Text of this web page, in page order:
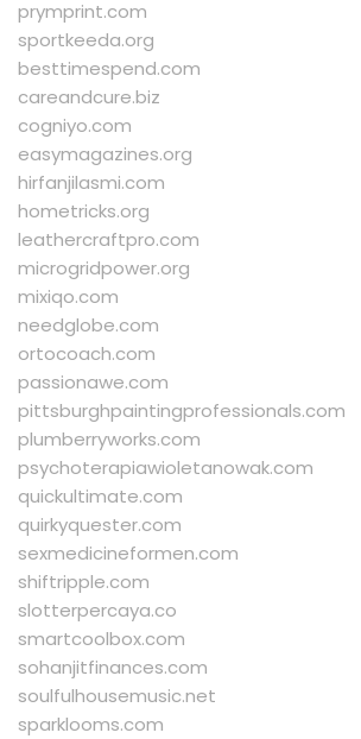
prymprint.com
sportkeeda.org
besttimespend.com
careandcure.biz
cogniyo.com
easymagazines.org
hirfanjilasmi.com
hometricks.org
leathercraftpro.com
microgridpower.org
mixiqo.com
needglobe.com
ortocoach.com
passionawe.com
pittsburghpaintingprofessionals.com
plumberryworks.com
psychoterapiawioletanowak.com
quickultimate.com
quirkyquester.com
sexmedicineformen.com
shiftripple.com
slotterpercaya.co
smartcoolbox.com
sohanjitfinances.com
soulfulhousemusic.net
sparklooms.com